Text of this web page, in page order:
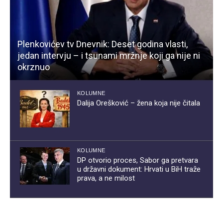
Plenkovićev tv Dnevnik: Deset godina vlasti,
jedan intervju – i tsunami mržnje koji ga nije ni
okrznuo
KOLUMNE
Dalija Orešković – žena koja nije čitala
KOLUMNE
DP otvorio proces, Sabor ga pretvara
u državni dokument: Hrvati u BiH traže
prava, a ne milost